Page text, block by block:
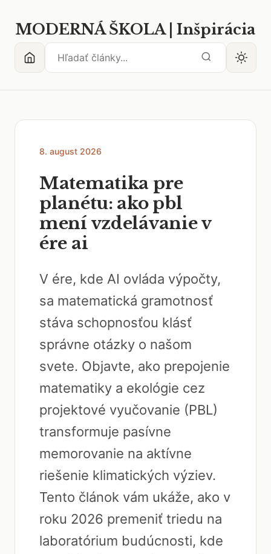
MODERNÁ ŠKOLA | Inšpirácia
8. august 2026
Matematika pre
planétu: ako pbl
mení vzdelávanie v
ére ai
V ére, kde AI ovláda výpočty,
sa matematická gramotnosť
stáva schopnosťou klásť
správne otázky o našom
svete. Objavte, ako prepojenie
matematiky a ekológie cez
projektové vyučovanie (PBL)
transformuje pasívne
memorovanie na aktívne
riešenie klimatických výziev.
Tento článok vám ukáže, ako v
roku 2026 premeniť triedu na
laboratórium budúcnosti, kde